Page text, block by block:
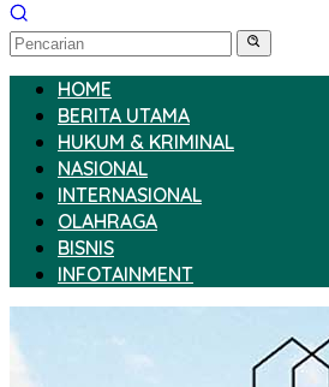
HOME
BERITA UTAMA
HUKUM & KRIMINAL
NASIONAL
INTERNASIONAL
OLAHRAGA
BISNIS
INFOTAINMENT